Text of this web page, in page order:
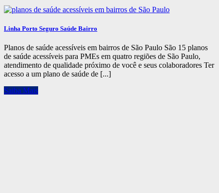
Linha Porto Seguro Saúde Bairro
Planos de saúde acessíveis em bairros de São Paulo São 15 planos
de saúde acessíveis para PMEs em quatro regiões de São Paulo,
atendimento de qualidade próximo de você e seus colaboradores Ter
acesso a um plano de saúde de [...]
Saiba Mais